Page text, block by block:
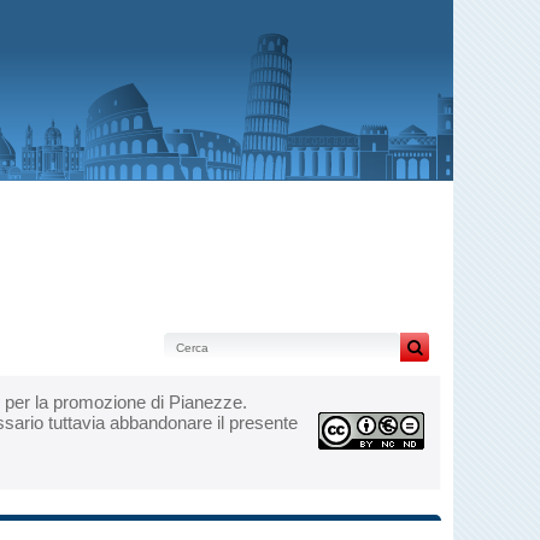
la promozione di Pianezze.
tuttavia abbandonare il presente